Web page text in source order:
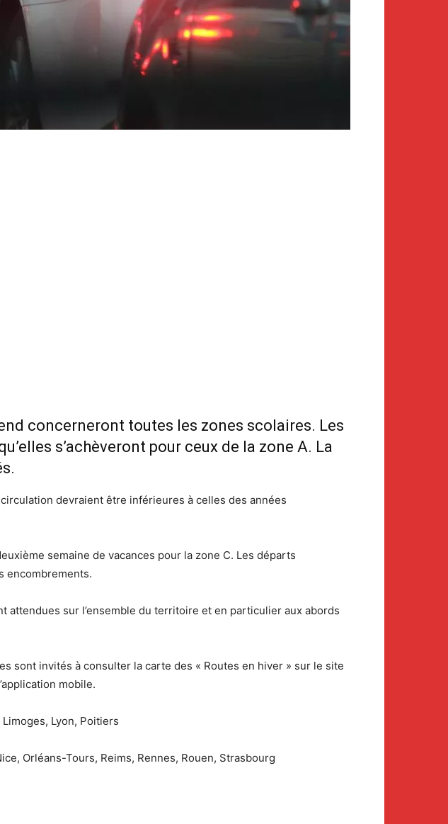
concerneront toutes les zones scolaires. Les
s’achèveront pour ceux de la zone A. La
devraient être inférieures à celles des années
semaine de vacances pour la zone C. Les départs
encombrements.
sur l’ensemble du territoire et en particulier aux abords
sont invités à consulter la carte des « Routes en hiver » sur le site
mobile.
Lyon, Poitiers
Orléans-Tours, Reims, Rennes, Rouen, Strasbourg